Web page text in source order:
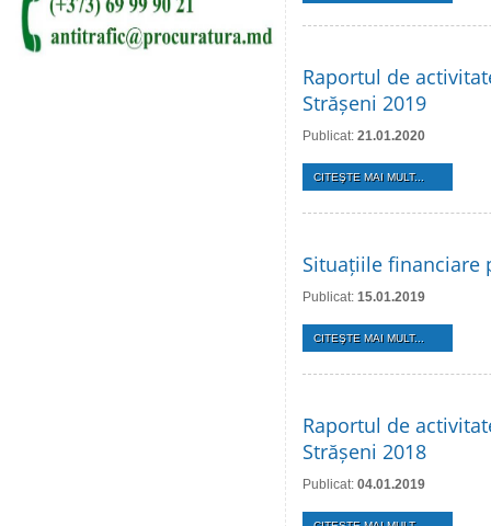
Raportul de
Strășeni 2019
Publicat: 21.01.2020
CITEŞTE MAI MULT...
Situațiile financiare
Publicat: 15.01.2019
CITEŞTE MAI MULT...
Raportul de
Strășeni 2018
Publicat: 04.01.2019